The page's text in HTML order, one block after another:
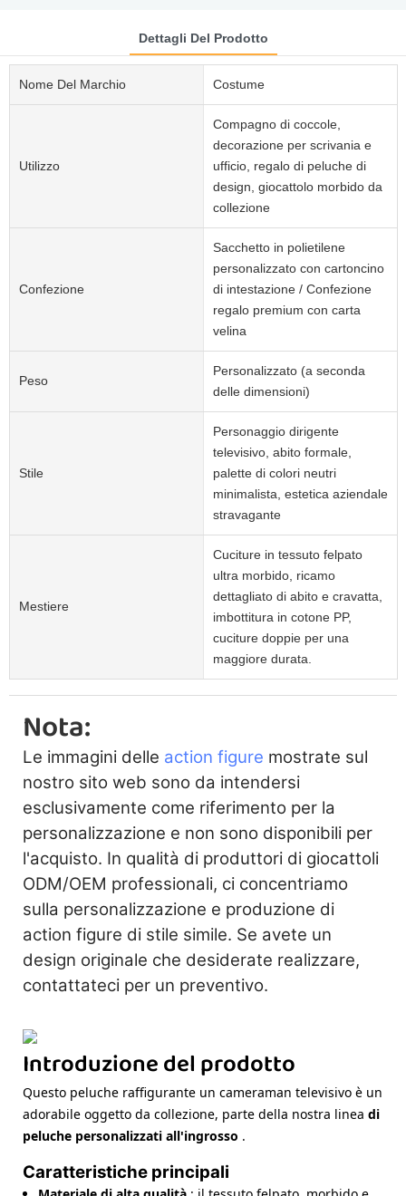
Dettagli Del Prodotto
Nome Del Marchio Costume
Utilizzo
Compagno di coccole,
decorazione per scrivania e
ufficio, regalo di peluche di
design, giocattolo morbido da
collezione
Confezione
Sacchetto in polietilene
personalizzato con cartoncino
di intestazione / Confezione
regalo premium con carta
velina
Peso
Personalizzato (a seconda
delle dimensioni)
Stile
Personaggio dirigente
televisivo, abito formale,
palette di colori neutri
minimalista, estetica aziendale
stravagante
Mestiere
Cuciture in tessuto felpato
ultra morbido, ricamo
dettagliato di abito e cravatta,
imbottitura in cotone PP,
cuciture doppie per una
maggiore durata.
Nota:
Le immagini delle action figure mostrate sul
nostro sito web sono da intendersi
esclusivamente come riferimento per la
personalizzazione e non sono disponibili per
l'acquisto. In qualità di produttori di giocattoli
ODM/OEM professionali, ci concentriamo
sulla personalizzazione e produzione di
action figure di stile simile. Se avete un
design originale che desiderate realizzare,
contattateci per un preventivo.
Introduzione del prodotto
Questo peluche raffigurante un cameraman televisivo è un
adorabile oggetto da collezione, parte della nostra linea di
peluche personalizzati all'ingrosso .
Caratteristiche principali